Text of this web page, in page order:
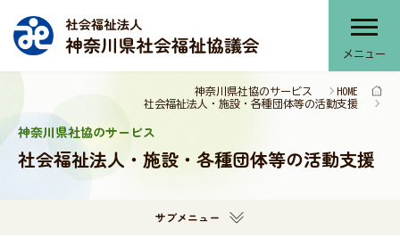
メニュー
HOME
神奈川県社協のサービス
社会福祉法人・施設・各種団体等の活動支援
神奈川県社協のサービス
社会福祉法人・施設・各種団体等の活動支援
サブメニュー
神奈川県社協について